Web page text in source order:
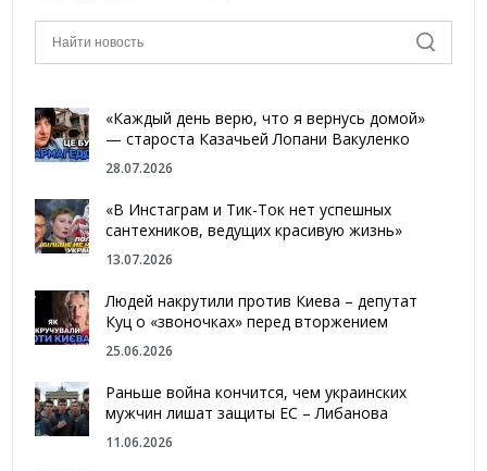
«Каждый день верю, что я вернусь домой»
— староста Казачьей Лопани Вакуленко
28.07.2026
«В Инстаграм и Тик-Ток нет успешных
сантехников, ведущих красивую жизнь»
13.07.2026
Людей накрутили против Киева – депутат
Куц о «звоночках» перед вторжением
25.06.2026
Раньше война кончится, чем украинских
мужчин лишат защиты ЕС – Либанова
11.06.2026